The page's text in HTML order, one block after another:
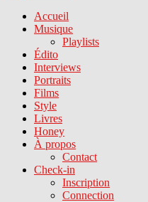
Accueil
Musique
Playlists
Édito
Interviews
Portraits
Films
Style
Livres
Honey
À propos
Contact
Check-in
Inscription
Connection